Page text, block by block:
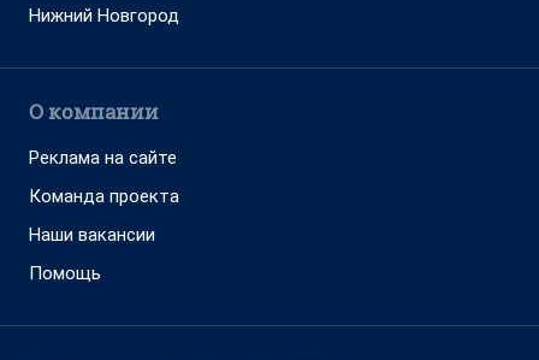
Нижний Новгород
О компании
Реклама на сайте
Команда проекта
Наши вакансии
Помощь